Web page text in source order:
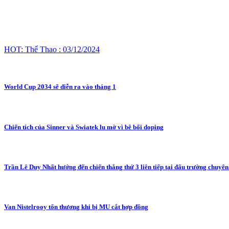
HOT: Thể Thao : 03/12/2024
World Cup 2034 sẽ diễn ra vào tháng 1
Chiến tích của Sinner và Swiatek lu mờ vì bê bối doping
Trần Lê Duy Nhất hướng đến chiến thắng thứ 3 liên tiếp tại đấu trường
Van Nistelrooy tổn thương khi bị MU cắt hợp đồng